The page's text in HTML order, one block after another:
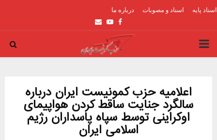
اسناد پایه اسناد و مصوبات درباره ما
Facebook
Youtube
Email
PRIMARY
اعلامیه حزب کمونیست ایران درباره
سالگرد جنایت ساقط کردن هواپیمای
اوکراینی توسط سپاه پاسداران رژیم
اسلامی ایران